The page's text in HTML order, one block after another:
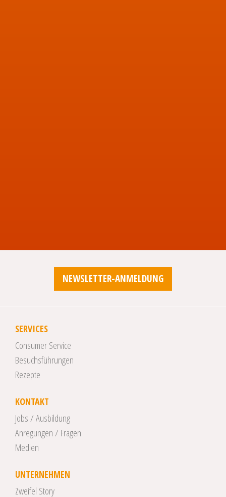
NEWSLETTER-ANMELDUNG
SERVICES
Consumer Service
Besuchsführungen
Rezepte
KONTAKT
Jobs / Ausbildung
Anregungen / Fragen
Medien
UNTERNEHMEN
Zweifel Story